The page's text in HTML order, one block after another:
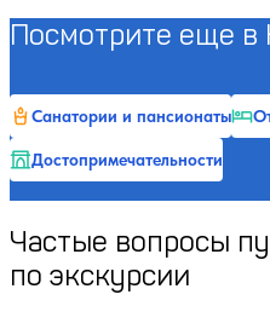
Посмотрите еще в
Санатории и пансионаты
Достопримечательности
Частые вопросы
по экскурсии